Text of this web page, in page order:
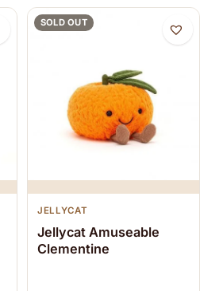
SOLD OUT
JELLYCAT
Jellycat Amuseable
Clementine